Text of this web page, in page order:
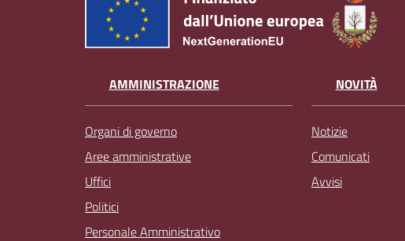
AMMINISTRAZIONE
Organi di governo
Aree amministrative
Uffici
Politici
Personale Amministrativo
NOVITÀ
Notizie
Comunicati
Avvisi